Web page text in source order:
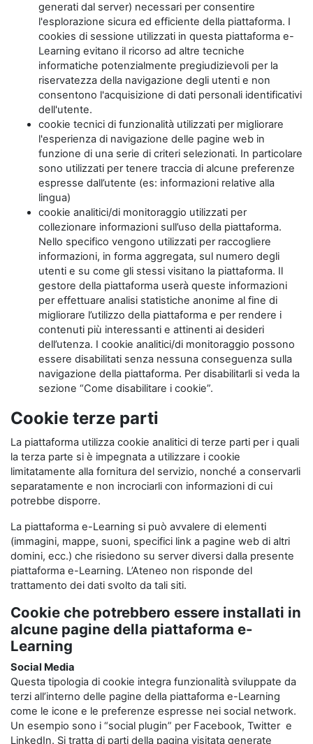
generati dal server) necessari per consentire
l'esplorazione sicura ed efficiente della piattaforma. I
cookies di sessione utilizzati in questa piattaforma e-
Learning evitano il ricorso ad altre tecniche
informatiche potenzialmente pregiudizievoli per la
riservatezza della navigazione degli utenti e non
consentono l'acquisizione di dati personali identificativi
dell'utente.
cookie tecnici di funzionalità utilizzati per migliorare
l'esperienza di navigazione delle pagine web in
funzione di una serie di criteri selezionati. In particolare
sono utilizzati per tenere traccia di alcune preferenze
espresse dall’utente (es: informazioni relative alla
lingua)
cookie analitici/di monitoraggio utilizzati per
collezionare informazioni sull’uso della piattaforma.
Nello specifico vengono utilizzati per raccogliere
informazioni, in forma aggregata, sul numero degli
utenti e su come gli stessi visitano la piattaforma. Il
gestore della piattaforma userà queste informazioni
per effettuare analisi statistiche anonime al fine di
migliorare l’utilizzo della piattaforma e per rendere i
contenuti più interessanti e attinenti ai desideri
dell’utenza. I cookie analitici/di monitoraggio possono
essere disabilitati senza nessuna conseguenza sulla
navigazione della piattaforma. Per disabilitarli si veda la
sezione “Come disabilitare i cookie”.
Cookie terze parti
La piattaforma utilizza cookie analitici di terze parti per i quali
la terza parte si è impegnata a utilizzare i cookie
limitatamente alla fornitura del servizio, nonché a conservarli
separatamente e non incrociarli con informazioni di cui
potrebbe disporre.
La piattaforma e-Learning si può avvalere di elementi
(immagini, mappe, suoni, specifici link a pagine web di altri
domini, ecc.) che risiedono su server diversi dalla presente
piattaforma e-Learning. L’Ateneo non risponde del
trattamento dei dati svolto da tali siti.
Cookie che potrebbero essere installati in
alcune pagine della piattaforma e-
Learning
Social Media
Questa tipologia di cookie integra funzionalità sviluppate da
terzi all’interno delle pagine della piattaforma e-Learning
come le icone e le preferenze espresse nei social network.
Un esempio sono i “social plugin” per Facebook, Twitter e
LinkedIn. Si tratta di parti della pagina visitata generate